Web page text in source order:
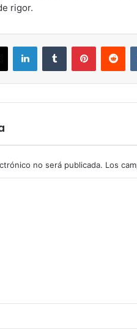
rigor.
X LinkedInTumblr Pinterest
no será publicada. Los